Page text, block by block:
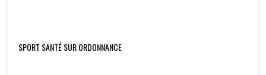
SPORT SANTÉ SUR ORDONNANCE